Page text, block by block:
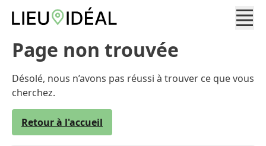
Page non trouvée
Désolé, nous n’avons pas réussi à trouver ce que vous
cherchez.
Retour à l'accueil